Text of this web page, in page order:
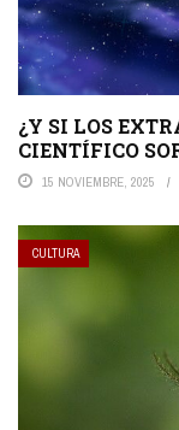
¿Y SI LOS
CIENTÍFICO
15 NOVIEMBRE, 2025
CULTURA